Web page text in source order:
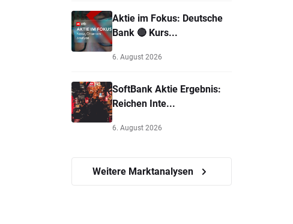
Aktie im Fokus: Deutsche
Bank 🔴 Kurs...
6. August 2026
SoftBank Aktie Ergebnis:
Reichen Inte...
6. August 2026
Weitere Marktanalysen